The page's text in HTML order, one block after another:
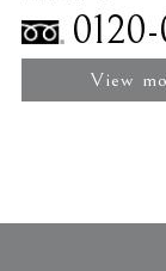
View